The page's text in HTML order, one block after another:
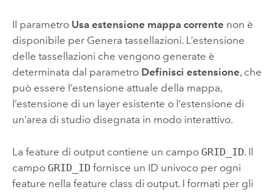
Il parametro Usa estensione mappa corrente non è
disponibile per Genera tassellazioni. L’estensione
delle tassellazioni che vengono generate è
determinata dal parametro Definisci estensione, che
può essere l’estensione attuale della mappa,
l’estensione di un layer esistente o l’estensione di
un’area di studio disegnata in modo interattivo.
La feature di output contiene un campo GRID_ID. Il
campo GRID_IDfornisce un ID univoco per ogni
feature nella feature class di output. I formati per gli